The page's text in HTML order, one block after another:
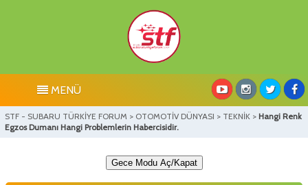
MENÜ
STF - SUBARU TÜRKİYE FORUM > OTOMOTİV DÜNYASI > TEKNİK > Hangi Renk
Egzos Dumanı Hangi Problemlerin Habercisidir.
Gece Modu Aç/Kapat